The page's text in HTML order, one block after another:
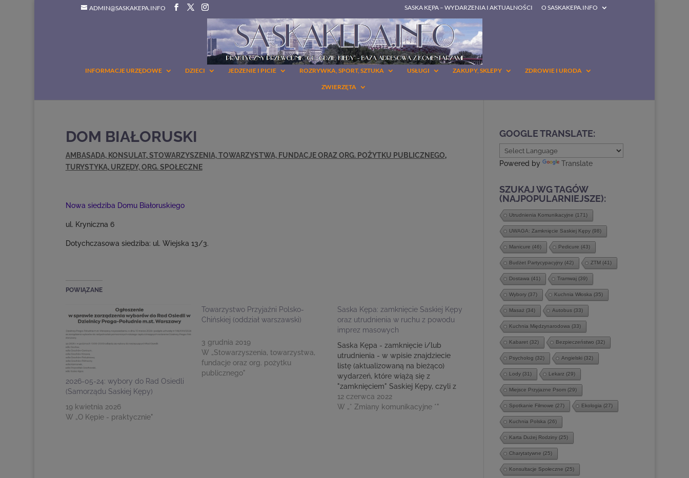
ADMIN@SASKAKEPA.INFO SASKA KĘPA – WYDARZENIA I AKTUALNOŚCI O SASKAKEPA.INFO
INFORMACJE URZĘDOWE DZIECI JEDZENIE I PICIE ROZRYWKA, SPORT, SZTUKA USŁUGI ZAKUPY, SKLEPY ZDROWIE I URODA
ZWIERZĘTA
DOM BIAŁORUSKI
AMBASADA, KONSULAT,STOWARZYSZENIA, TOWARZYSTWA, FUNDACJE ORAZ ORG. POŻYTKU PUBLICZNEGO,
TURYSTYKA, URZĘDY, ORG. SPOŁECZNE
Nowa siedziba Domu Białoruskiego
ul. Kryniczna 6
Dotychczasowa siedziba: ul. Wiejska 13/3.
POWIĄZANE
2026-05-24: wybory do Rad Osiedli
(Samorządu Saskiej Kępy)
19 kwietnia 2026
W „O Kępie - praktycznie"
Towarzystwo Przyjaźni Polsko-
Chińskiej (oddział warszawski)
3 grudnia 2019
W „Stowarzyszenia, towarzystwa,
fundacje oraz org. pożytku
publicznego"
Saska Kępa: zamknięcie Saskiej Kępy
oraz utrudnienia w ruchu z powodu
imprez masowych
Saska Kępa - zamknięcie i/lub
utrudnienia - w wpisie znajdziecie
listę (aktualizowaną na bieżąco)
wydarzeń, które wiążą się z
"zamknięciem" Saskiej Kępy, czyli z
zakazem wjazdu na teren Saskiej
Kępy dla ruchu indywidualnego, za
12 czerwca 2022
W „* Zmiany komunikacyjne *"
GOOGLE TRANSLATE:
Powered by Translate
SZUKAJ WG TAGÓW
(NAJPOPULARNIEJSZE):
Utrudnienia Komunikacyjne (171)
UWAGA: Zamknięcie Saskiej Kępy (98)
Manicure (46) Pedicure (43)
Budżet Partycypacyjny (42) ZTM (41)
Dostawa (41) Tramwaj (39)
Wybory (37) Kuchnia Włoska (35)
Masaż (34) Autobus (33)
Kuchnia Międzynarodowa (33)
Kabaret (32) Bezpieczeństwo (32)
Psycholog (32) Angielski (32)
Lody (31) Lekarz (29)
Miejsce Przyjazne Psom (29)
Spotkanie Filmowe (27) Ekologia (27)
Kuchnia Polska (26)
Karta Dużej Rodziny (25)
Charytatywne (25)
Konsultacje Społeczne (25)